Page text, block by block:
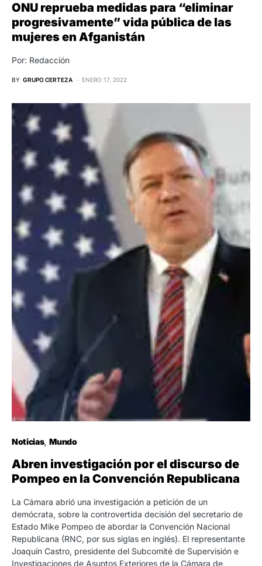
ONU reprueba medidas para “eliminar
progresivamente” vida pública de las
mujeres en Afganistán
Por: Redacción
BY GRUPO CERTEZA ENERO 17, 2022
Noticias Mundo
Abren investigación por el discurso de
Pompeo en la Convención Republicana
La Cámara abrió una investigación a petición de un
demócrata, sobre la controvertida decisión del secretario de
Estado Mike Pompeo de abordar la Convención Nacional
Republicana (RNC, por sus siglas en inglés). El representante
Joaquín Castro, presidente del Subcomité de Supervisión e
Investigaciones de Asuntos Exteriores de la Cámara de